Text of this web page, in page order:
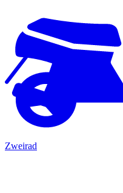
Zweirad